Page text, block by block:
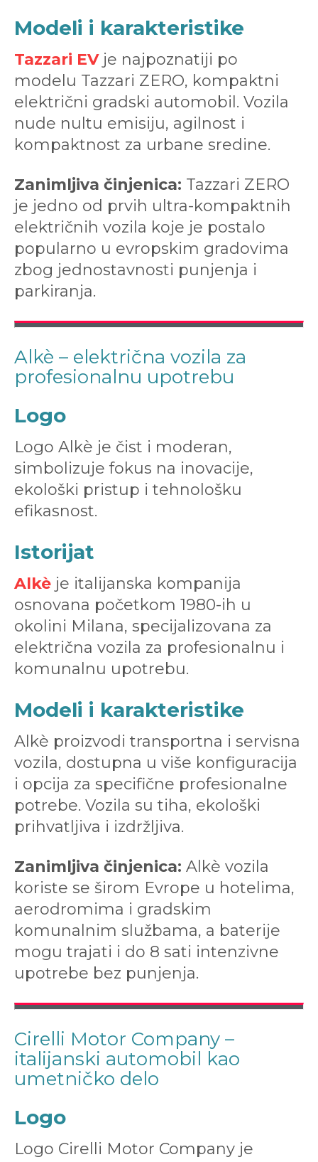
Modeli i karakteristike
Tazzari EVje najpoznatiji po
modelu Tazzari ZERO, kompaktni
električni gradski automobil. Vozila
nude nultu emisiju, agilnost i
kompaktnost za urbane sredine.
Zanimljiva činjenica: Tazzari ZERO
je jedno od prvih ultra-kompaktnih
električnih vozila koje je postalo
popularno u evropskim gradovima
zbog jednostavnosti punjenja i
parkiranja.
Alkè – električna vozila za
profesionalnu upotrebu
Logo
Logo Alkè je čist i moderan,
simbolizuje fokus na inovacije,
ekološki pristup i tehnološku
efikasnost.
Istorijat
Alkè je italijanska kompanija
osnovana početkom 1980-ih u
okolini Milana, specijalizovana za
električna vozila za profesionalnu i
komunalnu upotrebu.
Modeli i karakteristike
Alkè proizvodi transportna i servisna
vozila, dostupna u više konfiguracija
i opcija za specifične profesionalne
potrebe. Vozila su tiha, ekološki
prihvatljiva i izdržljiva.
Zanimljiva činjenica: Alkè vozila
koriste se širom Evrope u hotelima,
aerodromima i gradskim
komunalnim službama, a baterije
mogu trajati i do 8 sati intenzivne
upotrebe bez punjenja.
Cirelli Motor Company –
italijanski automobil kao
umetničko delo
Logo
Logo Cirelli Motor Company je